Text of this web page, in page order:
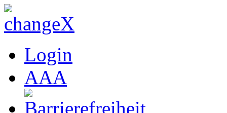
Login
AAA